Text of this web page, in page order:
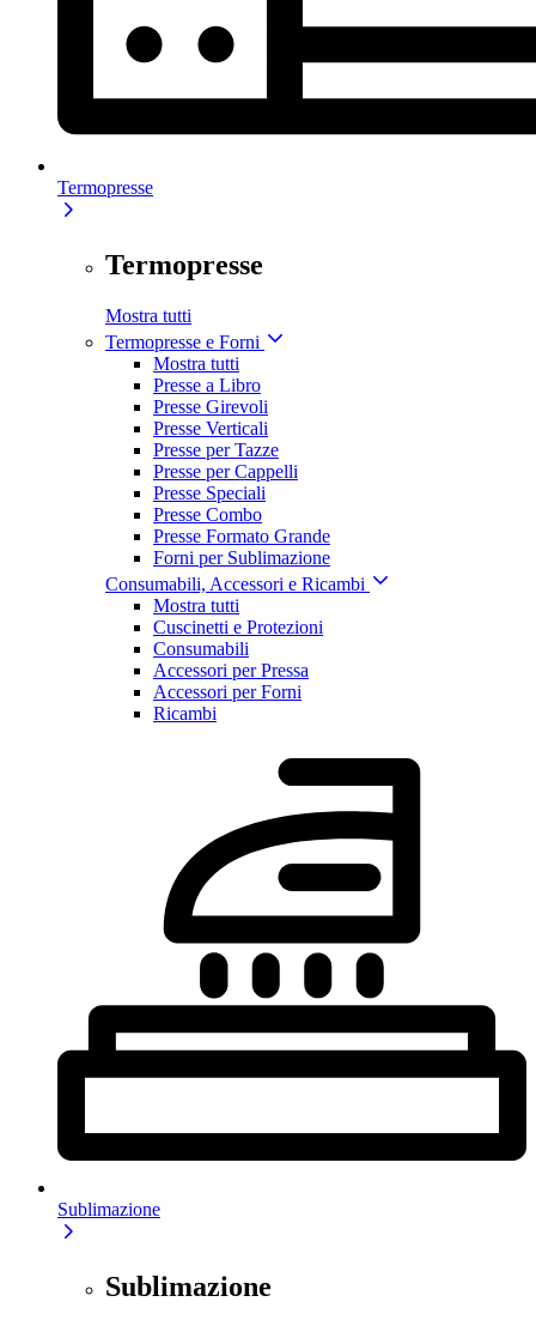
Termopresse
Termopresse
Mostra tutti
Termopresse e Forni
Mostra tutti
Presse a Libro
Presse Girevoli
Presse Verticali
Presse per Tazze
Presse per Cappelli
Presse Speciali
Presse Combo
Presse Formato Grande
Forni per Sublimazione
Consumabili, Accessori e Ricambi
Mostra tutti
Cuscinetti e Protezioni
Consumabili
Accessori per Pressa
Accessori per Forni
Ricambi
Sublimazione
Sublimazione